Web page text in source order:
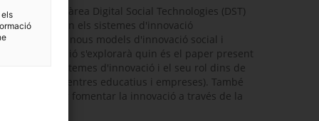
de l'àrea Digital Social Technologies (DST)
públiques en els sistemes d'innovació
en els nous models d'innovació social i
sessió s'explorarà quin és el paper present
els sistemes d'innovació i el seu rol dins de
centres educatius i empreses). També
per fomentar la innovació a través de la